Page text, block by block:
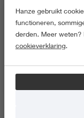
Podcast:
het
Onderzoeker aan
Hanze gebruikt
functioneren,
derden. Meer weten?
cookieverklaring.